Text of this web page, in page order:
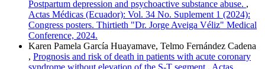
Postpartum depression and psychoactive substance abuse. ,
Actas Médicas (Ecuador): Vol. 34 No. Suplement 1 (2024):
Congress posters. Thirtieth "Dr. Jorge Aveiga Véliz" Medical
Conference, 2024.
Karen Pamela García Huayamave, Telmo Fernández Cadena
, Prognosis and risk of death in patients with acute coronary